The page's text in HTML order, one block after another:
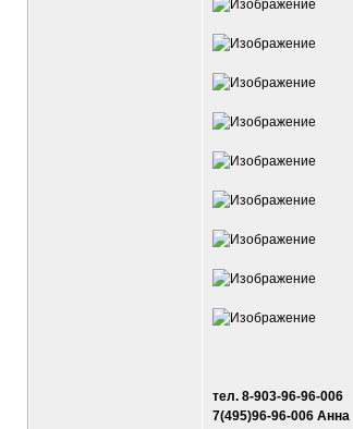
тел. 8-903-96-96-006
7(495)96-96-006 Анна